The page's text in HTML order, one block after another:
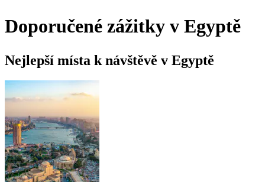
Doporučené zážitky v Egyptě
Nejlepší místa k návštěvě v Egyptě